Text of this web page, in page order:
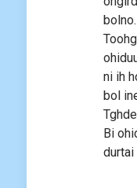
ni ih
bol
Bi
durtai